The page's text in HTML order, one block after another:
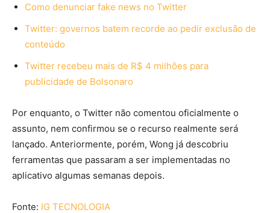
Como denunciar fake news no Twitter
Twitter: governos batem recorde ao pedir exclusão de
conteúdo
Twitter recebeu mais de R$ 4 milhões para
publicidade de Bolsonaro
Por enquanto, o Twitter não comentou oficialmente o
assunto, nem confirmou se o recurso realmente será
lançado. Anteriormente, porém, Wong já descobriu
ferramentas que passaram a ser implementadas no
aplicativo algumas semanas depois.
Fonte: IG TECNOLOGIA